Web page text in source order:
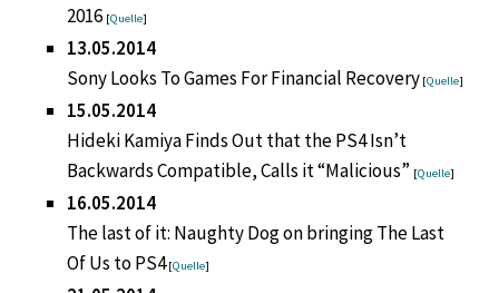
2016 [Quelle]
13.05.2014
Sony Looks To Games For Financial Recovery [Quelle]
15.05.2014
Hideki Kamiya Finds Out that the PS4 Isn’t
Backwards Compatible, Calls it “Malicious” [Quelle]
16.05.2014
The last of it: Naughty Dog on bringing The Last
Of Us to PS4[Quelle]